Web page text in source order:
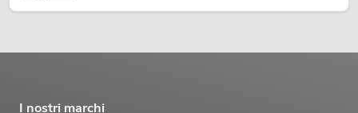
I nostri marchi